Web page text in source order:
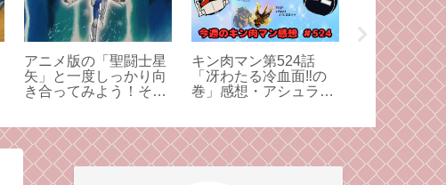
アニメ版の「聖闘士星
矢」と一度しっかり向
き合ってみよう！その
キン肉マン第524話
「冴わたる冷血面‼︎の
巻」感想・アシュラマ
師弟コンビが語る！
レトロフリ
ローラーワ
計画